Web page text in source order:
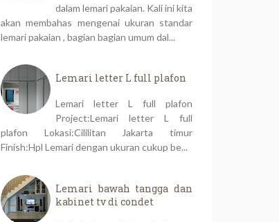
dalam lemari pakaian. Kali ini kita
akan membahas mengenai ukuran standar
lemari pakaian , bagian bagian umum dal...
Lemari letter L full plafon
Lemari letter L full plafon
Project:Lemari letter L full
plafon Lokasi:Cililitan Jakarta timur
Finish:Hpl Lemari dengan ukuran cukup be...
Lemari bawah tangga dan
kabinet tv di condet